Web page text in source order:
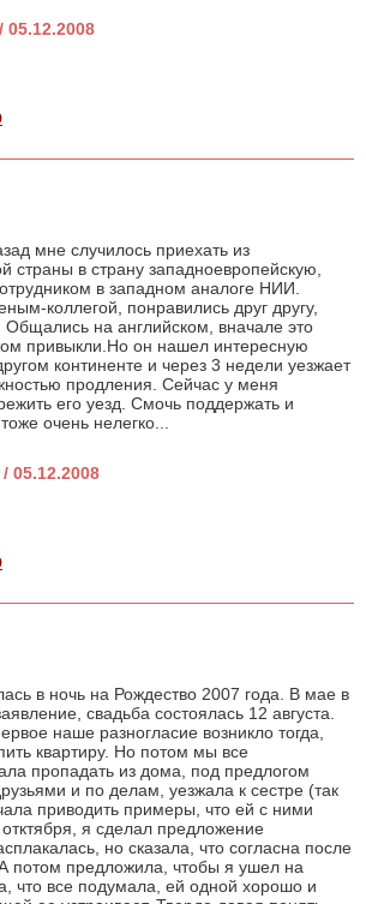
05.12.2008
мне случилось приехать из
страны в страну западноевропейскую,
в западном аналоге НИИ.
коллегой, понравились друг другу,
Общались на английском, вначале это
привыкли.Но он нашел интересную
континенте и через 3 недели уезжает
продления. Сейчас у меня
его уезд. Смочь поддержать и
очень нелегко...
05.12.2008
в ночь на Рождество 2007 года. В мае в
свадьба состоялась 12 августа.
наше разногласие возникло тогда,
квартиру. Но потом мы все
пропадать из дома, под предлогом
и по делам, уезжала к сестре (так
приводить примеры, что ей с ними
я сделал предложение
но сказала, что согласна после
потом предложила, чтобы я ушел на
что все подумала, ей одной хорошо и